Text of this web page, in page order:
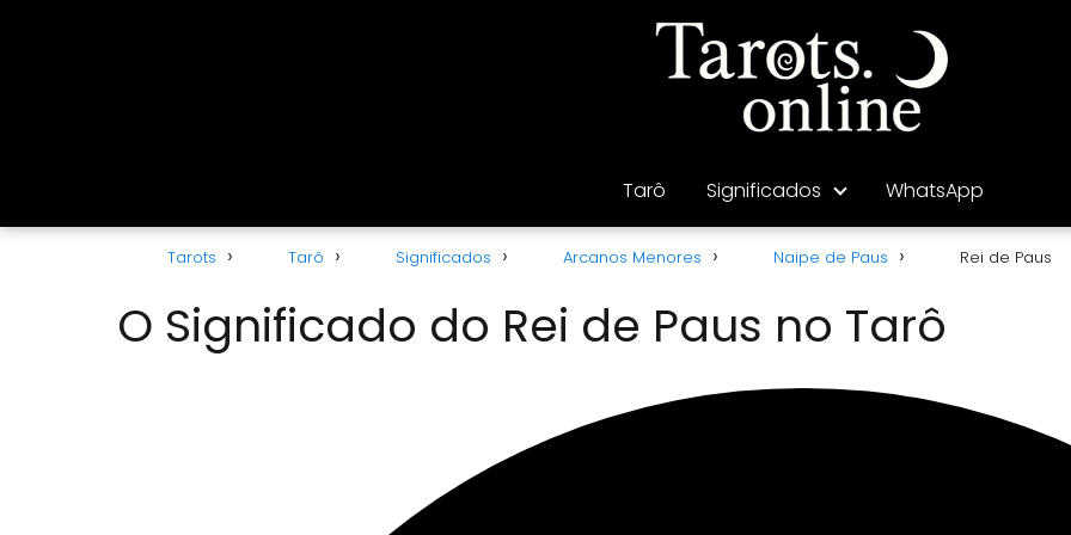
Tarô Significados WhatsApp
Tarots Tarô Significados Arcanos Menores Naipe de Paus Rei de Paus
O Significado do Rei de Paus no Tarô